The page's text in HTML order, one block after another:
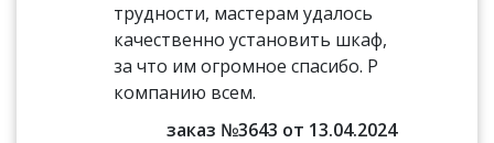
трудности, мастерам удалось
качественно установить шкаф,
за что им огромное спасибо. Р
компанию всем.
заказ №3643 от 13.04.2024